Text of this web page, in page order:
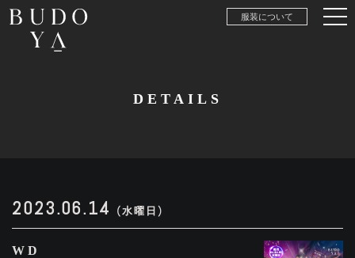
服装について
DETAILS
2023.06.14 (水曜日)
WD